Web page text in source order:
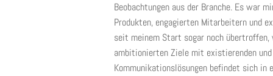
Beobachtungen aus der Branche. Es war
Produkten, engagierten Mitarbeitern und
seit meinem Start sogar noch übertroffen,
ambitionierten Ziele mit existierenden
Kommunikationslösungen befindet sich in